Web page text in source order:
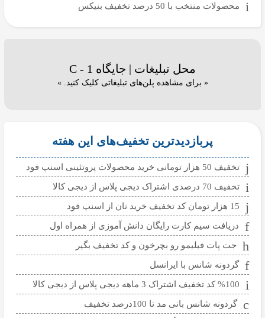
محصولات منتخب با 50 درصد تخفیف بنیکس
محل تبلیغات | جایگاه C - 1
« برای مشاهده پلن‌های تبلیغاتی کلیک کنید. »
پربازدیدترین تخفیف‌های این هفته
تخفیف 50 هزار تومانی خرید محصولات پروتئینی اسنپ فود
تخفیف 70 درصدی اشتراک دیجی پلاس از دیجی کالا
15 هزار تومان کد تخفیف خرید نان از اسنپ فود
دریافت سیم کارت رایگان دانش آموزی از همراه اول
جت پات فیلیمو رو بچرخون و کد تخفیف بگیر
گردونه شانس با ایرانسل
%100 کد تخفیف اشتراک 3 ماهه دیجی پلاس از دیجی کالا
گردونه شانس بانی مد تا 100درصد تخفیف